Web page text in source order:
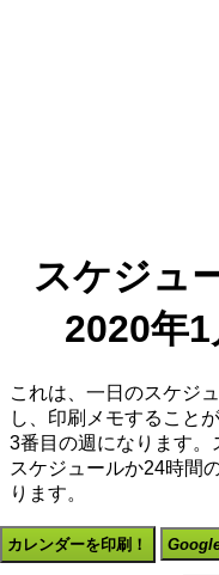
スケジュ
2020年
これは、一日のスケジ
し、印刷メモすること
3番目の週になります
スケジュールか24時間
ります。
カレンダーを印刷！